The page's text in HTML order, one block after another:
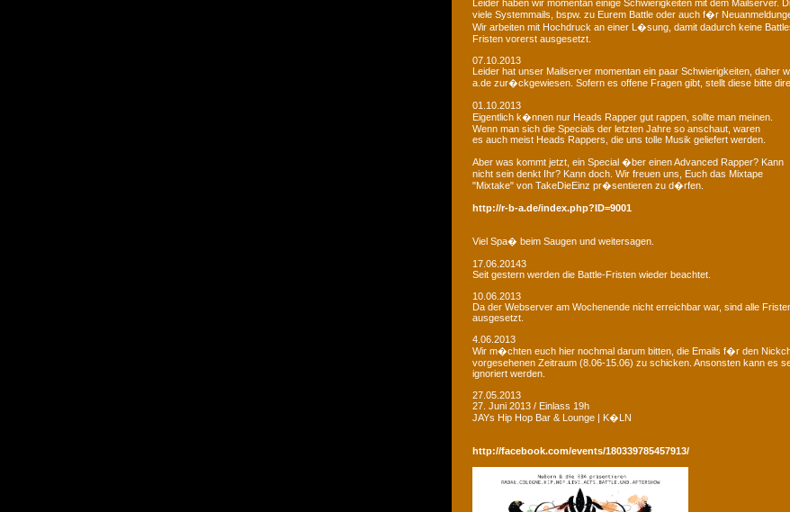
Leider haben wir momentan einige Schwierigkeiten mit dem Mailserver.
viele Systemmails, bspw. zu Eurem Battle oder auch f�r
Wir arbeiten mit Hochdruck an einer L�sung, damit dadurch keine
Fristen vorerst ausgesetzt.
07.10.2013
Leider hat unser Mailserver momentan ein paar Schwierigkeiten, daher
a.de zur�ckgewiesen. Sofern es offene Fragen gibt, stellt diese bitte
01.10.2013
Eigentlich k�nnen nur Heads Rapper gut rappen, sollte man meinen.
Wenn man sich die Specials der letzten Jahre so anschaut, waren
es auch meist Heads Rappers, die uns tolle Musik geliefert werden.
Aber was kommt jetzt, ein Special �ber einen Advanced Rapper? Kann
nicht sein denkt Ihr? Kann doch. Wir freuen uns, Euch das Mixtape
"Mixtake" von TakeDieEinz pr�sentieren zu d�rfen.
http://r-b-a.de/index.php?ID=9001
Viel Spa� beim Saugen und weitersagen.
17.06.20143
Seit gestern werden die Battle-Fristen wieder beachtet.
10.06.2013
Da der Webserver am Wochenende nicht erreichbar war, sind alle
ausgesetzt.
4.06.2013
Wir m�chten euch hier nochmal darum bitten, die Emails f�r den
vorgesehenen Zeitraum (8.06-15.06) zu schicken. Ansonsten kann es
ignoriert werden.
27.05.2013
27. Juni 2013 / Einlass 19h
JAYs Hip Hop Bar & Lounge | K�LN
http://facebook.com/events/180339785457913/